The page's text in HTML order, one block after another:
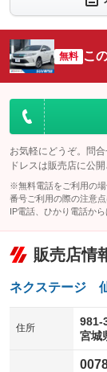
：装備なし
サイドカメラ
：装備なし
：装備なし
無料 こ
お気軽にどうぞ。問
ドレスは販売店に公開
※無料電話をご利用の
番号ご利用の際の注意点
IP電話、ひかり電話か
販売店情
ネクステージ
住所
981-
宮城